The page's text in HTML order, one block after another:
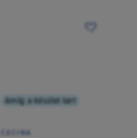
Amíg a készlet tart
CUCINA